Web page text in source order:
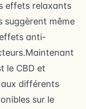
effets relaxants
suggèrent même
anti-
le CBD et
différents
sur le